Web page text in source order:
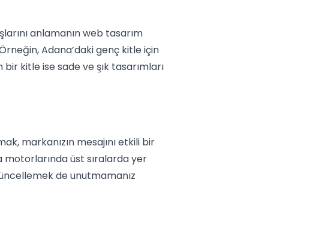
anlamanın web tasarım
Adana’daki genç kitle için
kitle ise sade ve şık tasarımları
markanızın mesajını etkili bir
motorlarında üst sıralarda yer
de unutmamanız